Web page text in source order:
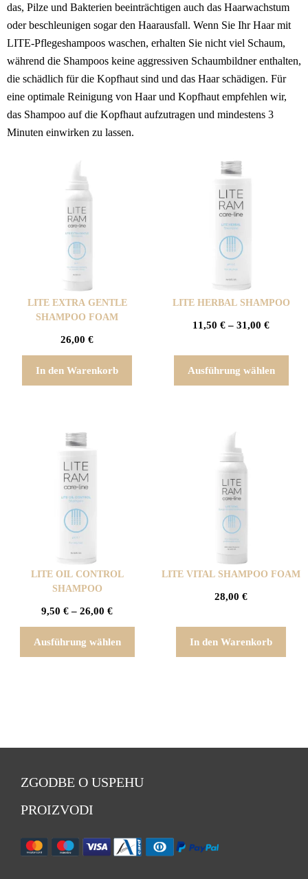
das, Pilze und Bakterien beeinträchtigen auch das Haarwachstum
oder beschleunigen sogar den Haarausfall. Wenn Sie Ihr Haar mit
LITE-Pflegeshampoos waschen, erhalten Sie nicht viel Schaum,
während die Shampoos keine aggressiven Schaumbildner enthalten,
die schädlich für die Kopfhaut sind und das Haar schädigen. Für
eine optimale Reinigung von Haar und Kopfhaut empfehlen wir,
das Shampoo auf die Kopfhaut aufzutragen und mindestens 3
Minuten einwirken zu lassen.
LITE EXTRA GENTLE
SHAMPOO FOAM
26,00 €
In den Warenkorb
LITE HERBAL SHAMPOO
11,50 € – 31,00 €
Ausführung wählen
LITE OIL CONTROL
SHAMPOO
9,50 € – 26,00 €
Ausführung wählen
LITE VITAL SHAMPOO FOAM
28,00 €
In den Warenkorb
ZGODBE O USPEHU
PROIZVODI